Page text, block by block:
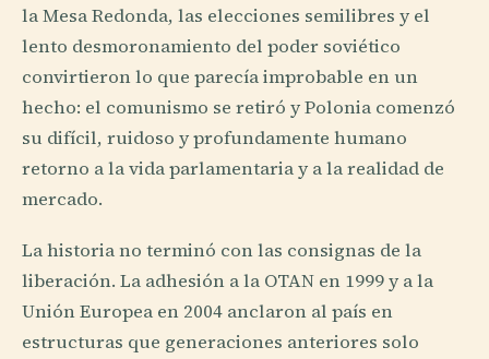
la Mesa Redonda, las elecciones semilibres y el
lento desmoronamiento del poder soviético
convirtieron lo que parecía improbable en un
hecho: el comunismo se retiró y Polonia comenzó
su difícil, ruidoso y profundamente humano
retorno a la vida parlamentaria y a la realidad de
mercado.
La historia no terminó con las consignas de la
liberación. La adhesión a la OTAN en 1999 y a la
Unión Europea en 2004 anclaron al país en
estructuras que generaciones anteriores solo